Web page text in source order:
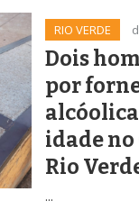
RIO VERDE
Dois
por
idade no
Rio
...